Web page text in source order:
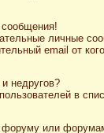
личные
email от
недругов?
в
форуму или